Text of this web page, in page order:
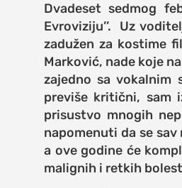
Dvadeset sedmog
Evroviziju’’. Uz
zadužen za kostime
Marković, nade koje
zajedno sa vokalnim
previše kritični, sam
prisustvo mnogih
napomenuti da se
a ove godine će
malignih i retkih